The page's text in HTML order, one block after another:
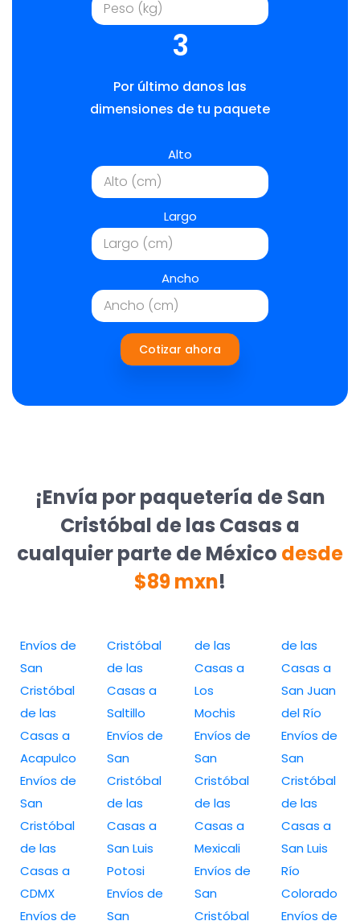
3
Por último danos las
dimensiones de tu paquete
Alto
Largo
Ancho
Cotizar ahora
¡Envía por paquetería de San
Cristóbal de las Casas a
cualquier parte de México desde
$89 mxn!
Envíos de
San
Cristóbal
de las
Casas a
Acapulco
Envíos de
San
Cristóbal
de las
Casas a
CDMX
Envíos de
Cristóbal
de las
Casas a
Saltillo
Envíos de
San
Cristóbal
de las
Casas a
San Luis
Potosi
Envíos de
San
de las
Casas a
Los
Mochis
Envíos de
San
Cristóbal
de las
Casas a
Mexicali
Envíos de
San
Cristóbal
de las
Casas a
San Juan
del Río
Envíos de
San
Cristóbal
de las
Casas a
San Luis
Río
Colorado
Envíos de